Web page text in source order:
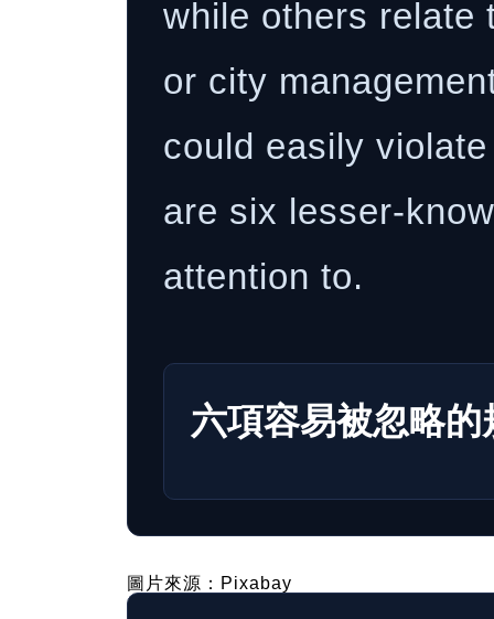
while others relate
or city
could easily
are six lesser-
attention to.
六項容易被忽略的
圖片來源：Pixabay